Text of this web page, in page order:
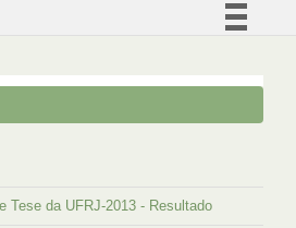
Comunica BR
Canais
Tese da UFRJ-2013 - Resultado